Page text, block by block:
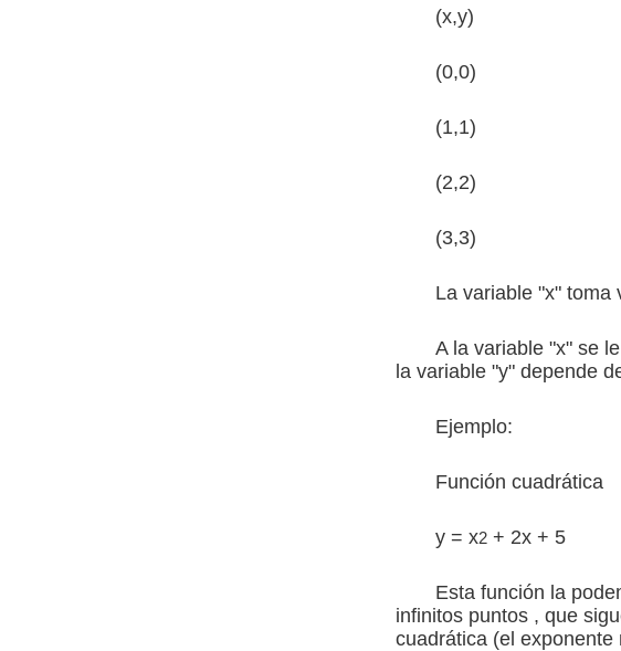
(x,y)
(0,0)
(1,1)
(2,2)
(3,3)
La variable "x" toma
A la variable "x" se
la variable "y" depende
Ejemplo:
Función cuadrática
y = x2+ 2x + 5
Esta función la
infinitos puntos , que
cuadrática (el exponente